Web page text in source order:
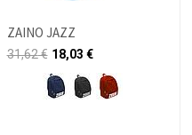
ZAINO JAZZ
31,62€ 18,03 €